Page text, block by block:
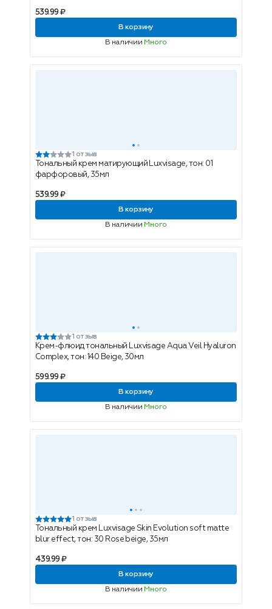
539.99 ₽
В корзину
В наличии Много
1 отзыв
Тональный крем матирующий Luxvisage, тон: 01
фарфоровый, 35мл
539.99 ₽
В корзину
В наличии Много
1 отзыв
Крем-флюид тональный Luxvisage Aqua Veil Hyaluron
Complex, тон: 140 Beige, 30мл
599.99 ₽
В корзину
В наличии Много
1 отзыв
Тональный крем Luxvisage Skin Evolution soft matte
blur effect, тон: 30 Rose beige, 35мл
439.99 ₽
В корзину
В наличии Много